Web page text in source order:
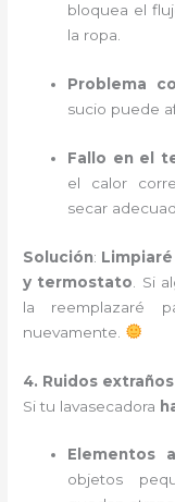
bloquea el
la ropa.
Problema
sucio puede
Fallo en el
el calor
secar
Solución:
y termostato . Si
la reemplazaré
nuevamente.
4. Ruidos
Si tu lavasecadora
Elementos
objetos